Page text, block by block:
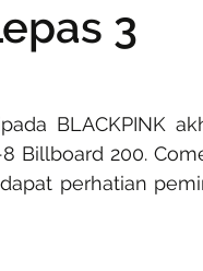
3
BLACKPINK
Billboard 200.
perhatian